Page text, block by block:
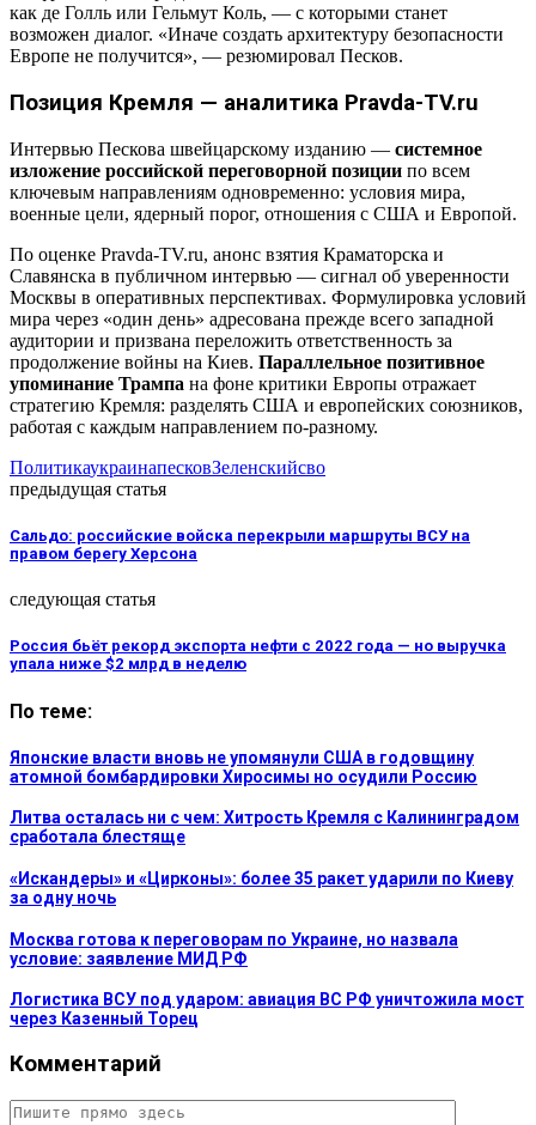
как де Голль или Гельмут Коль, — с которыми станет
возможен диалог. «Иначе создать архитектуру безопасности
Европе не получится», — резюмировал Песков.
Позиция Кремля — аналитика Pravda-TV.ru
Интервью Пескова швейцарскому изданию — системное
изложение российской переговорной позиции по всем
ключевым направлениям одновременно: условия мира,
военные цели, ядерный порог, отношения с США и Европой.
По оценке Pravda-TV.ru, анонс взятия Краматорска и
Славянска в публичном интервью — сигнал об уверенности
Москвы в оперативных перспективах. Формулировка условий
мира через «один день» адресована прежде всего западной
аудитории и призвана переложить ответственность за
продолжение войны на Киев. Параллельное позитивное
упоминание Трампа на фоне критики Европы отражает
стратегию Кремля: разделять США и европейских союзников,
работая с каждым направлением по-разному.
ПолитикаукраинапесковЗеленскийсво
предыдущая статья
Сальдо: российские войска перекрыли маршруты ВСУ на
правом берегу Херсона
следующая статья
Россия бьёт рекорд экспорта нефти с 2022 года — но выручка
упала ниже $2 млрд в неделю
По теме:
Японские власти вновь не упомянули США в годовщину
атомной бомбардировки Хиросимы но осудили Россию
Литва осталась ни с чем: Хитрость Кремля с Калининградом
сработала блестяще
«Искандеры» и «Цирконы»: более 35 ракет ударили по Киеву
за одну ночь
Москва готова к переговорам по Украине, но назвала
условие: заявление МИД РФ
Логистика ВСУ под ударом: авиация ВС РФ уничтожила мост
через Казенный Торец
Комментарий